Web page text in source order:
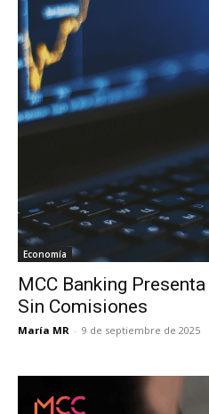
Economía
MCC Banking
Sin Comisiones
María MR - 9 de septiembre de 2025